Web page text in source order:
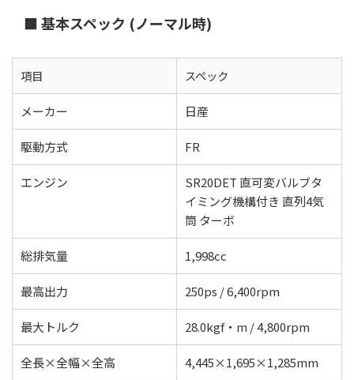
■ 基本スペック (ノーマル時)
項目 スペック
メーカー 日産
駆動方式 FR
エンジン
SR20DET 直可変バルブタ
イミング機構付き 直列4気
筒 ターボ
総排気量 1,998cc
最高出力 250ps / 6,400rpm
最大トルク 28.0kgf・m / 4,800rpm
全長×全幅×全高 4,445×1,695×1,285mm